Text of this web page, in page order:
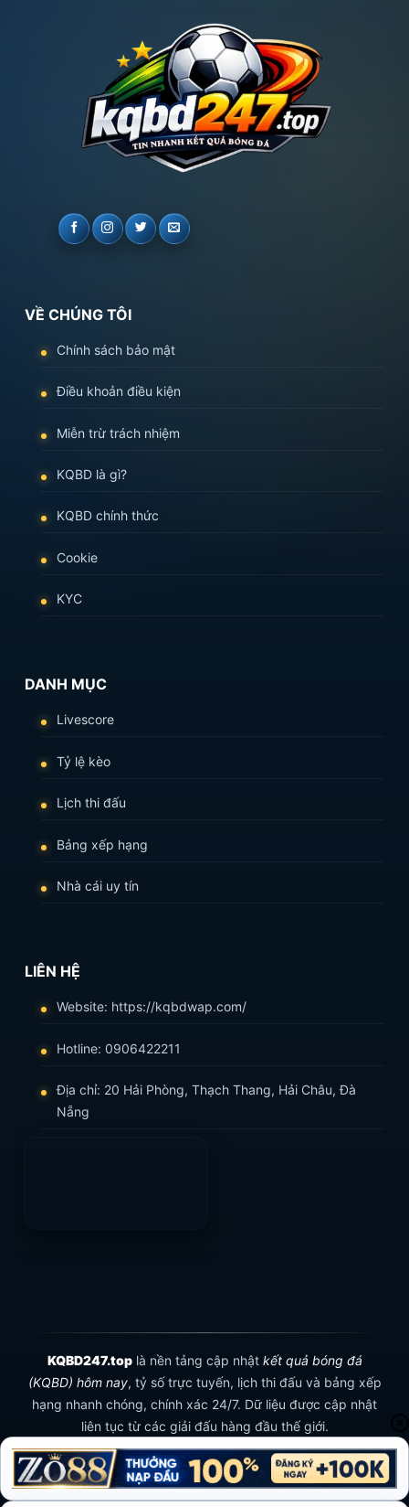
VỀ CHÚNG TÔI
Chính sách bảo mật
Điều khoản điều kiện
Miễn trừ trách nhiệm
KQBD là gì?
KQBD chính thức
Cookie
KYC
DANH MỤC
Livescore
Tỷ lệ kèo
Lịch thi đấu
Bảng xếp hạng
Nhà cái uy tín
LIÊN HỆ
Website: https://kqbdwap.com/
Hotline: 0906422211
Địa chỉ: 20 Hải Phòng, Thạch Thang, Hải Châu, Đà
Nẵng
KQBD247.toplà nền tảng cập nhật kết quả bóng đá
(KQBD) hôm nay, tỷ số trực tuyến, lịch thi đấu và bảng xếp
hạng nhanh chóng, chính xác 24/7. Dữ liệu được cập nhật
liên tục từ các giải đấu hàng đầu thế giới.